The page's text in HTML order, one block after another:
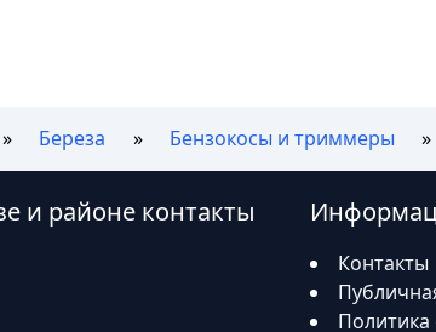
Береза Бензокосы и триммеры
и районе контакты
Контакты